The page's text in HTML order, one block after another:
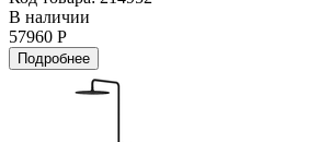
В наличии
57960 Р
Подробнее